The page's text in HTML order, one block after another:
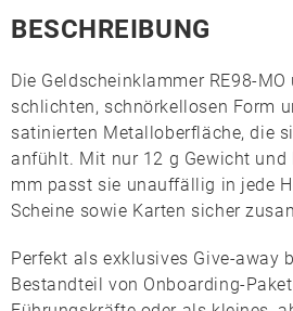
BESCHREIBUNG
Die Geldscheinklammer RE98-MO
schlichten, schnörkellosen Form
satinierten Metalloberfläche, die
anfühlt. Mit nur 12 g Gewicht und
mm passt sie unauffällig in jede
Scheine sowie Karten sicher
Perfekt als exklusives Give-away
Bestandteil von Onboarding-